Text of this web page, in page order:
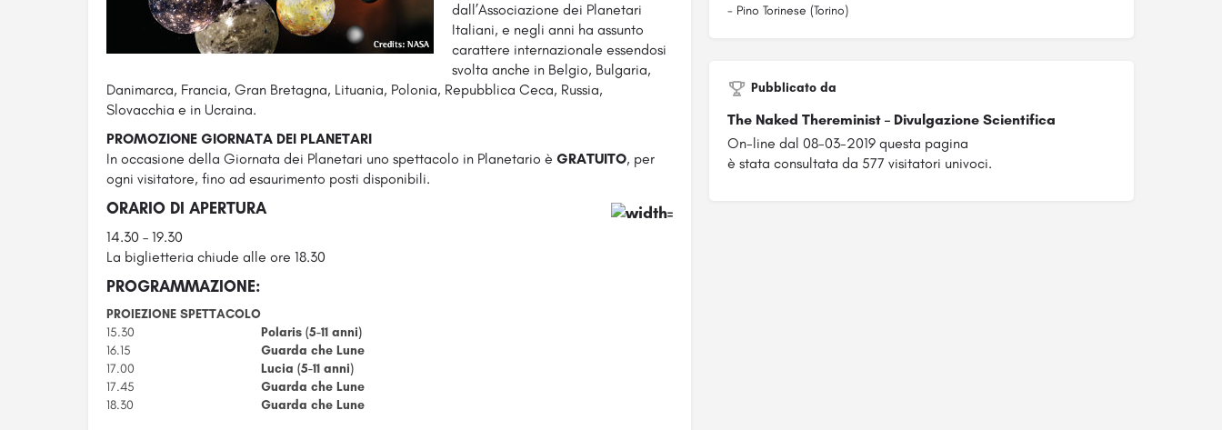
dall’Associazione dei Planetari
Italiani, e negli anni ha assunto
carattere internazionale essendosi
svolta anche in Belgio, Bulgaria,
Danimarca, Francia, Gran Bretagna, Lituania, Polonia, Repubblica Ceca, Russia,
Slovacchia e in Ucraina.
PROMOZIONE GIORNATA DEI PLANETARI
In occasione della Giornata dei Planetari uno spettacolo in Planetario è GRATUITO, per
ogni visitatore, fino ad esaurimento posti disponibili.
ORARIO DI APERTURA
14.30 – 19.30
La biglietteria chiude alle ore 18.30
PROGRAMMAZIONE:
PROIEZIONE SPETTACOLO
15.30
Polaris (5-11 anni)
16.15
Guarda che Lune
17.00
Lucia (5-11 anni)
17.45
Guarda che Lune
18.30
Guarda che Lune
- Pino Torinese (Torino)
Pubblicato da
The Naked Thereminist – Divulgazione Scientifica
On-line dal 08-03-2019 questa pagina
è stata consultata da 577 visitatori univoci.